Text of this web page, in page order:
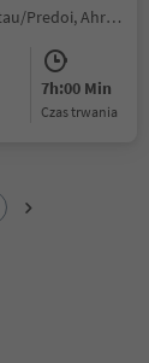
Predoi/Prettau, Prettau/Predoi, Ahrntal/Valle Aurina
7h:00 Min
czas trwania